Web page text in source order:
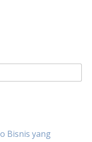
Bisnis yang